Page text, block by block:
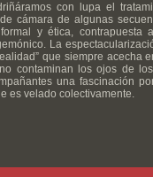
con lupa el
cámara de algunas
y ética, contrapuesta
La
que siempre acecha
contaminan los ojos de
una fascinación
es velado colectivamente.